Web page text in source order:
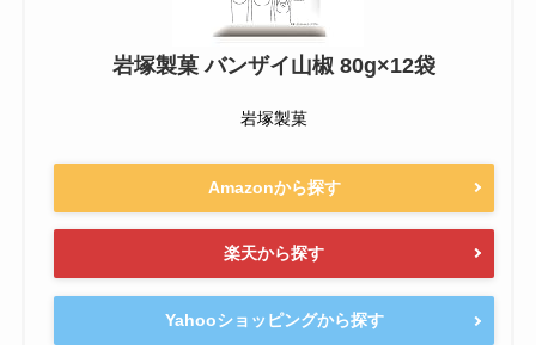
岩塚製菓 バンザイ山椒 80g×12袋
岩塚製菓
Amazonから探す
楽天から探す
Yahooショッピングから探す